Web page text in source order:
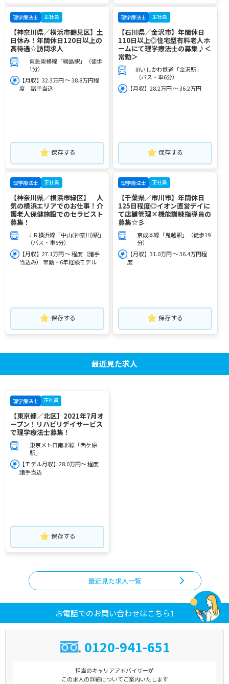
理学療法士 正社員
【神奈川県／横浜市鶴見区】土
日休み！年間休日120日以上の
高待遇☆訪問求人
東急東横線「綱島駅」（徒歩
1分）
【月収】32.3万円 ～ 38.8万円程
度 諸手当込
保存する
理学療法士 正社員
【石川県／金沢市】年間休日
110日以上◎住宅型有料老人ホ
ームにて理学療法士の募集♪＜
常勤＞
IRいしかわ鉄道「金沢駅」
（バス・車6分）
【月収】28.2万円 ～ 36.2万円
保存する
理学療法士 正社員
【神奈川県／横浜市緑区】 人
気の横浜エリアでのお仕事！介
護老人保健施設でのセラピスト
募集！
ＪＲ横浜線「中山(神奈川)駅」
（バス・車5分）
【月収】27.1万円 ～ 程度（諸手
当込み） 常勤・6年経験モデル
保存する
理学療法士 正社員
【千葉県／市川市】年間休日
125日程度◎イオン直営デイに
て店舗管理×機能訓練指導員の
募集☆彡
京成本線「鬼越駅」（徒歩19
分）
【月収】31.0万円 ～ 36.4万円程
度
保存する
最近見た求人
理学療法士 正社員
【東京都／北区】2021年7月オ
ープン！リハビリデイサービス
で理学療法士募集！
東京メトロ南北線「西ケ原
駅」
【モデル月収】28.0万円～ 程度
諸手当込
保存する
最近見た求人一覧
お電話でのお問い合わせはこちら1
0120-941-651
担当のキャリアアドバイザーが
この求人の詳細についてご案内いたします